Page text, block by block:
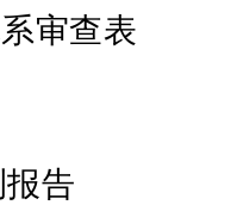
审查表
告